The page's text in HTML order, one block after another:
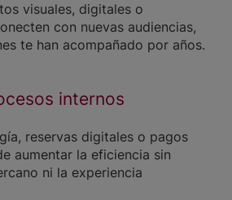
visuales, digitales o
con nuevas audiencias,
te han acompañado por años.
internos
reservas digitales o pagos
aumentar la eficiencia sin
ni la experiencia